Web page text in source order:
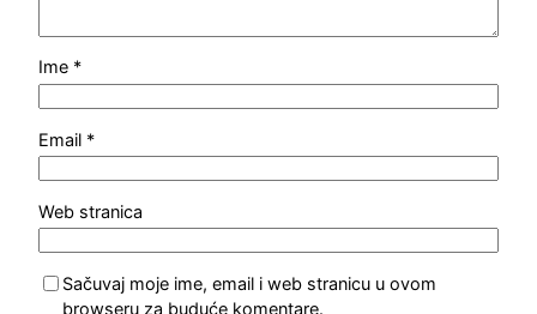
Ime *
Email *
Web stranica
Sačuvaj moje ime, email i web stranicu u ovom
browseru za buduće komentare.